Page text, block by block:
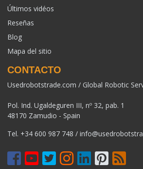
Últimos vidéos
Reseñas
Blog
Mapa del sitio
CONTACTO
Usedrobotstrade.com / Global Robotic
Pol. Ind. Ugaldeguren III, nº 32, pab. 1
48170 Zamudio - Spain
Tel. +34 600 987 748 /